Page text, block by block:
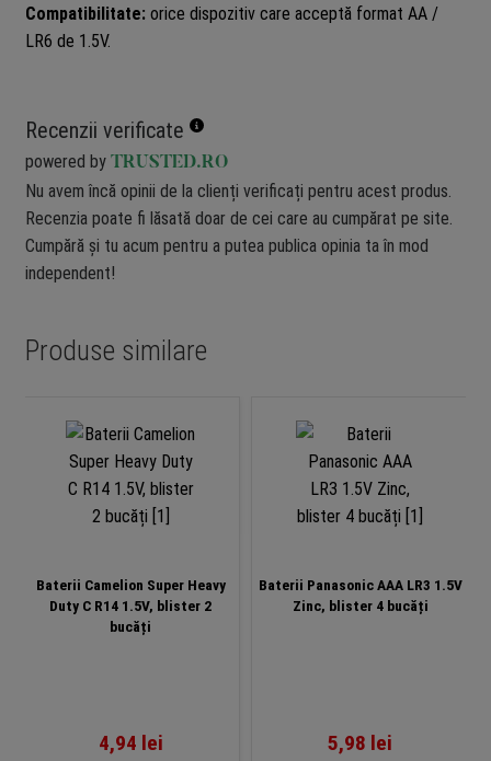
Compatibilitate:orice dispozitiv care acceptă format AA /
LR6 de 1.5V.
Recenzii verificate
powered by TRUSTED.RO
Nu avem încă opinii de la clienți verificați pentru acest produs.
Recenzia poate fi lăsată doar de cei care au cumpărat pe site.
Cumpără și tu acum pentru a putea publica opinia ta în mod
independent!
Produse similare
Baterii Camelion Super Heavy
Duty C R14 1.5V, blister 2
bucăți
4,94 lei
Baterii Panasonic AAA LR3 1.5V
Zinc, blister 4 bucăți
5,98 lei